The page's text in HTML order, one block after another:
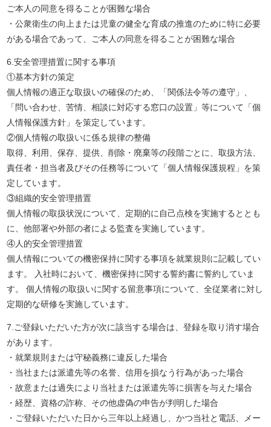
ご本人の同意を得ることが困難な場合
・公衆衛生の向上または児童の健全な育成の推進のために特に必要
がある場合であって、ご本人の同意を得ることが困難な場合
6.安全管理措置に関する事項
①基本方針の策定
個人情報の適正な取扱いの確保のため、「関係法令等の遵守」、
「問い合わせ、苦情、相談に対応する窓口の設置」等について「個
人情報保護方針」を策定しています。
②個人情報の取扱いに係る規律の整備
取得、利用、保存、提供、削除・廃棄等の段階ごとに、取扱方法、
責任者・担当者及びその任務等について「個人情報保護規程」を策
定しています。
③組織的安全管理措置
個人情報の取扱状況について、定期的に自己点検を実施するととも
に、他部署や外部の者による監査を実施しています。
④人的安全管理措置
個人情報についての機密保持に関する事項を就業規則に記載してい
ます。 入社時において、機密保持に関する誓約書に誓約していま
す。 個人情報の取扱いに関する留意事項について、全従業者に対し
定期的な研修を実施しています。
7.ご登録いただいた方が次に該当する場合は、登録を取り消す場合
があります。
・就業規則または守秘義務に違反した場合
・当社または派遣先等の名誉、信用を損なう行為があった場合
・故意または過失により当社または派遣先等に損害を与えた場合
・経歴、資格の詐称、その他虚偽の申告が判明した場合
・ご登録いただいた日から三年以上経過し、かつ当社と電話、メー